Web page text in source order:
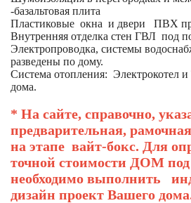
-базальтовая плита
Пластиковые окна и двери ПВХ
Внутренняя отделка стен ГВЛ под
Электропроводка, системы
разведены по дому.
Система отопления: Электрокотел
дома.
* На сайте, справочно,
предварительная,
на этапе вайт-бокс. Для
точной стоимости ДОМ
необходимо выполнить
дизайн проект Вашего